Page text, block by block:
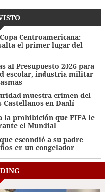
Centroamericana:
el primer lugar del
al Presupuesto 2026 para
escolar, industria militar
muestra crimen del
Castellanos en Danlí
la prohibición que FIFA le
el Mundial
escondió a su padre
en un congelador